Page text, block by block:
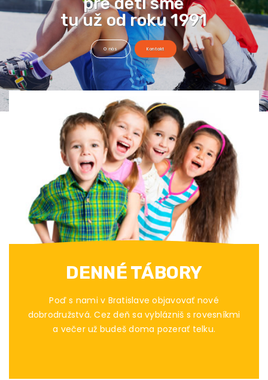
pre deti sme
tu už od roku 1991
O nás Kontakt
DENNÉ TÁBORY
Poď s nami v Bratislave objavovať nové
dobrodružstvá. Cez deň sa vyblázniš s rovesníkmi
a večer už budeš doma pozerať telku.